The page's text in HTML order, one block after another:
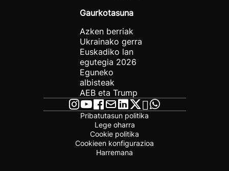
Gaurkotasuna
Azken berriak
Ukrainako gerra
Euskadiko lan
egutegia 2026
Eguneko
albisteak
AEB eta Trump
Pribatutasun politika
Lege oharra
Cookie politika
Cookieen konfigurazioa
Harremana